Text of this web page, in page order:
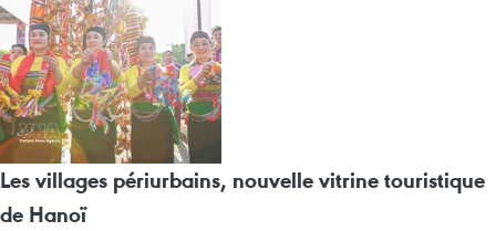
Les villages périurbains, nouvelle vitrine touristique
de Hanoï